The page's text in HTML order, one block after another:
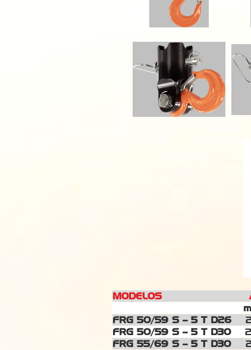
MODELOS
FRG 50/59 S – 5 T D26
FRG 50/59 S – 5 T D30
FRG 55/69 S – 5 T D30